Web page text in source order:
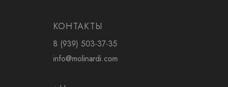
КОНТАКТЫ
8 (939) 503-37-35
info@molinardi.com
.